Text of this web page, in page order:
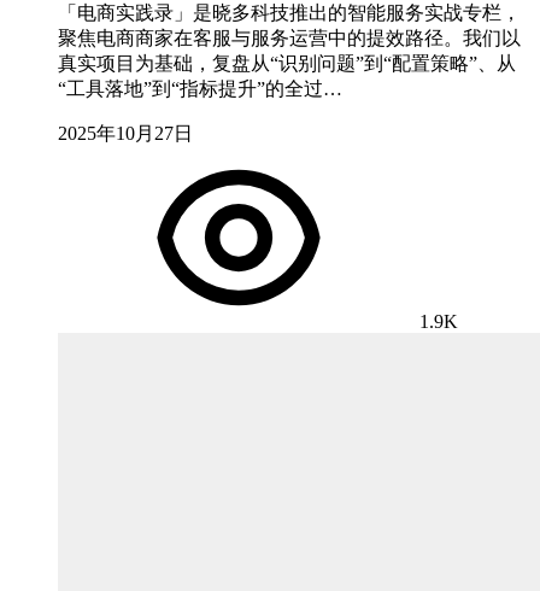
「电商实践录」是晓多科技推出的智能服务实战专栏，
聚焦电商商家在客服与服务运营中的提效路径。我们以
真实项目为基础，复盘从“识别问题”到“配置策略”、从
“工具落地”到“指标提升”的全过…
2025年10月27日
1.9K